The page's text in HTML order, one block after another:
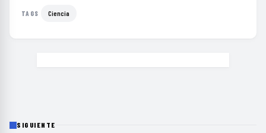
TAGS Ciencia
SIGUIENTE